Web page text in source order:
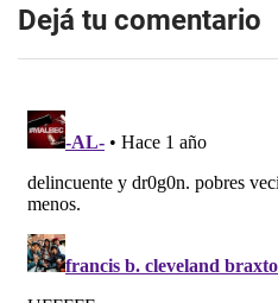
Dejá tu comentario